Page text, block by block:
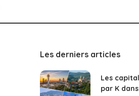
Les derniers articles
Les
par K